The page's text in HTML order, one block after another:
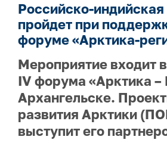
Российско-индийская
пройдет при
форуме «Арктика-
Мероприятие входит
IV форума «Арктика –
Архангельске.
развития Арктики
выступит его